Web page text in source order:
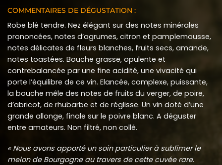
COMMENTAIRES DE DÉGUSTATION :
Robe blé tendre. Nez élégant sur des notes minérales
prononcées, notes d’agrumes, citron et pamplemousse,
notes délicates de fleurs blanches, fruits secs, amande,
notes toastées. Bouche grasse, opulente et
contrebalancée par une fine acidité, une vivacité qui
porte l’équilibre de ce vin. Elancée, complexe, puissante,
la bouche mêle des notes de fruits du verger, de poire,
d’abricot, de rhubarbe et de réglisse. Un vin doté d’une
grande allonge, finale sur le poivre blanc. A déguster
entre amateurs. Non filtré, non collé.
« Nous avons apporté un soin particulier à sublimer le
melon de Bourgogne au travers de cette cuvée rare.